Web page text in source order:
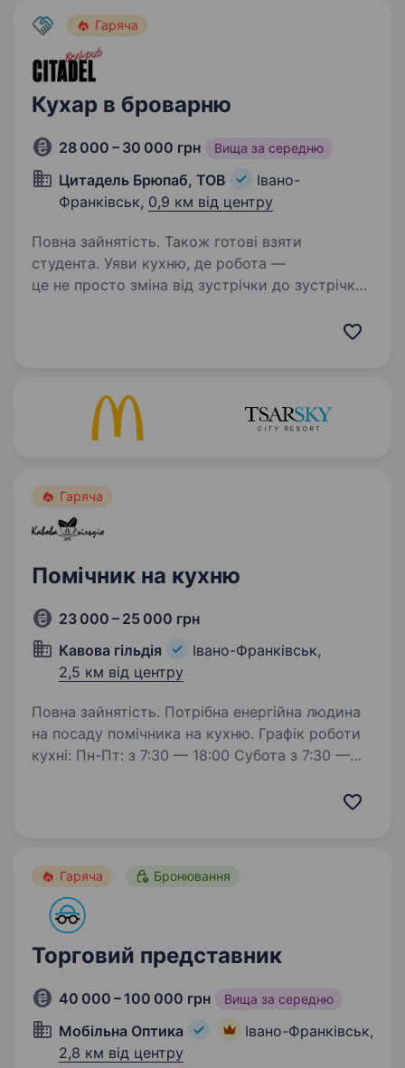
Гаряча
Кухар в броварню
28 000 – 30 000 грн Вища за середню
Цитадель Брюпаб, ТОВ
Івано-
Франківськ, 0,9 км від центру
Повна зайнятість. Також готові взяти
студента. Уяви кухню, де робота —
це не просто зміна від зустрічки до зустрічки,
Гаряча
Помічник на кухню
23 000 – 25 000 грн
Кавова гільдія
Івано-Франківськ,
2,5 км від центру
Повна зайнятість. Потрібна енергійна людина
на посаду помічника на кухню. Графік роботи
кухні: Пн-Пт: з 7:30 — 18:00 Субота з 7:30 —
тижня. В тиждень: 4 робочих днів / 3 вихідних
Гаряча Бронювання
Торговий представник
40 000 – 100 000 грн Вища за середню
Мобільна Оптика
Івано-Франківськ,
2,8 км від центру